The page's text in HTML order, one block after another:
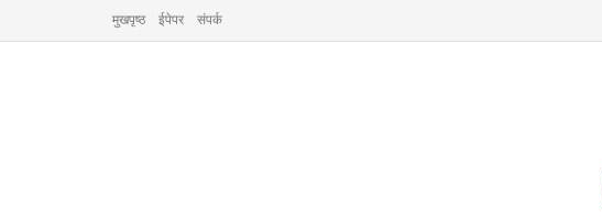
मुखपृष्ठ ईपेपर संपर्क